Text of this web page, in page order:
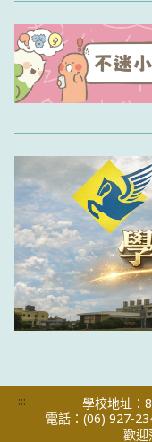
:::
學校地址：
電話：(06) 927-
歡迎